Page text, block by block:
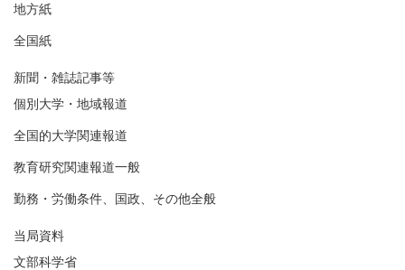
地方紙
全国紙
新聞・雑誌記事等
個別大学・地域報道
全国的大学関連報道
教育研究関連報道一般
勤務・労働条件、国政、その他全般
当局資料
文部科学省